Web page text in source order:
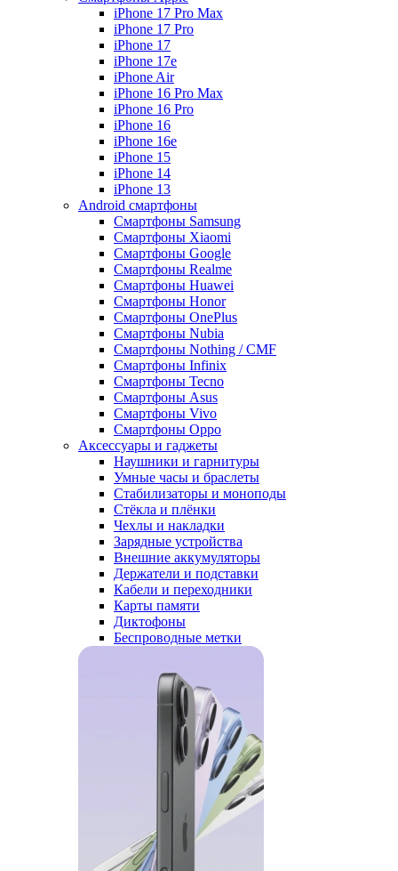
iPhone 17 Pro Max
iPhone 17 Pro
iPhone 17
iPhone 17e
iPhone Air
iPhone 16 Pro Max
iPhone 16 Pro
iPhone 16
iPhone 16e
iPhone 15
iPhone 14
iPhone 13
Android cмартфоны
Смартфоны Samsung
Смартфоны Xiaomi
Смартфоны Google
Смартфоны Realme
Смартфоны Huawei
Смартфоны Honor
Смартфоны OnePlus
Смартфоны Nubia
Смартфоны Nothing / CMF
Смартфоны Infinix
Смартфоны Tecno
Смартфоны Asus
Смартфоны Vivo
Смартфоны Oppo
Аксессуары и гаджеты
Наушники и гарнитуры
Умные часы и браслеты
Стабилизаторы и моноподы
Стёкла и плёнки
Чехлы и накладки
Зарядные устройства
Внешние аккумуляторы
Держатели и подставки
Кабели и переходники
Карты памяти
Диктофоны
Беспроводные метки